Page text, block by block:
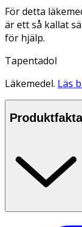
För detta
är ett så kallat
för hjälp.
Tapentadol
Läkemedel. Läs
Produktfakta